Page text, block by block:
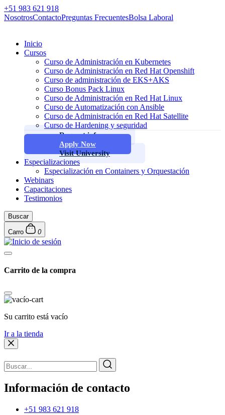
+51 983 621 918
NosotrosContactoPreguntas FrecuentesBolsa Laboral
Inicio
Cursos
Curso de Administración en Kubernetes
Curso de Administración en Red Hat Openshift
Curso de administración de EKS+AKS
Curso Bonus Pack Linux
Curso de Administración en Red Hat Linux
Curso de Automatización con Ansible
Curso de Administración en Red Hat Satellite
Curso de Hardening y seguridad
Request info
Apply Now
Visit University
Especializaciones
Especialización en Containers y Orquestación
Webinars
Capacitaciones
Testimonios
Buscar
Carro 0
Carrito de la compra
Su carrito está vacío
Ir a la tienda
Información de contacto
+51 983 621 918